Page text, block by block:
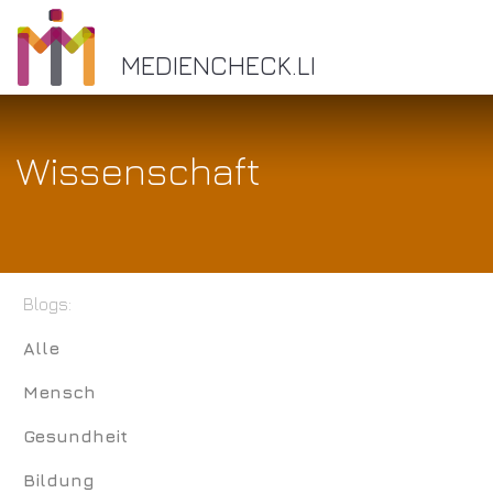
MEDIENCHECK.LI
Wissenschaft
Blogs:
Alle
Mensch
Gesundheit
Bildung